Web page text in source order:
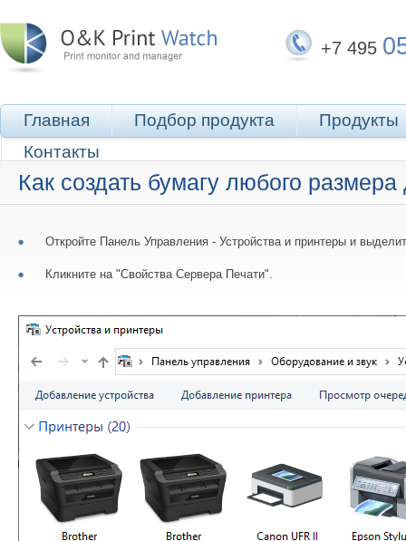
+7 495
Главная Подбор продукта
Продукты
Контакты
Как создать бумагу любого
Откройте Панель Управления - Устройства и принтеры и
Кликните на "Свойства Сервера Печати".